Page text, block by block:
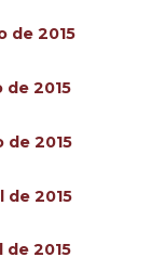
de 2015
de 2015
de 2015
de 2015
2015